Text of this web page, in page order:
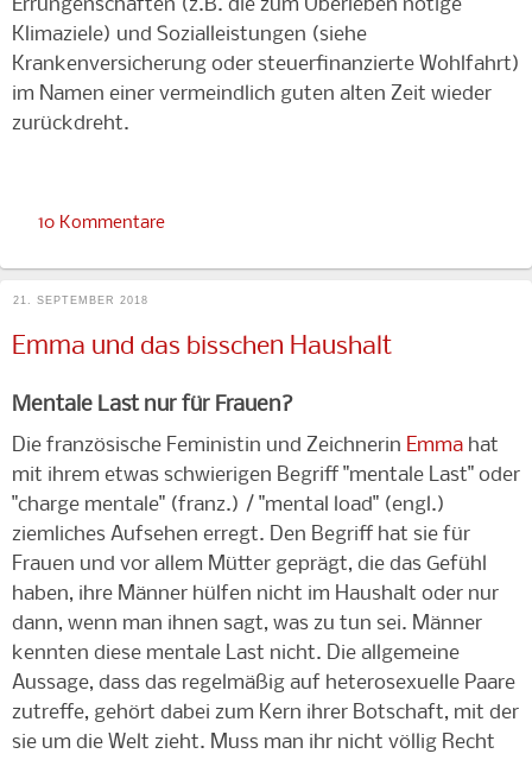
Errungenschaften (z.B. die zum Überleben nötige
Klimaziele) und Sozialleistungen (siehe
Krankenversicherung oder steuerfinanzierte Wohlfahrt)
im Namen einer vermeindlich guten alten Zeit wieder
zurückdreht.
10 Kommentare
21. SEPTEMBER 2018
Emma und das bisschen Haushalt
Mentale Last nur für Frauen?
Die französische Feministin und Zeichnerin Emma hat
mit ihrem etwas schwierigen Begriff "mentale Last" oder
"charge mentale" (franz.) / "mental load" (engl.)
ziemliches Aufsehen erregt. Den Begriff hat sie für
Frauen und vor allem Mütter geprägt, die das Gefühl
haben, ihre Männer hülfen nicht im Haushalt oder nur
dann, wenn man ihnen sagt, was zu tun sei. Männer
kennten diese mentale Last nicht. Die allgemeine
Aussage, dass das regelmäßig auf heterosexuelle Paare
zutreffe, gehört dabei zum Kern ihrer Botschaft, mit der
sie um die Welt zieht. Muss man ihr nicht völlig Recht